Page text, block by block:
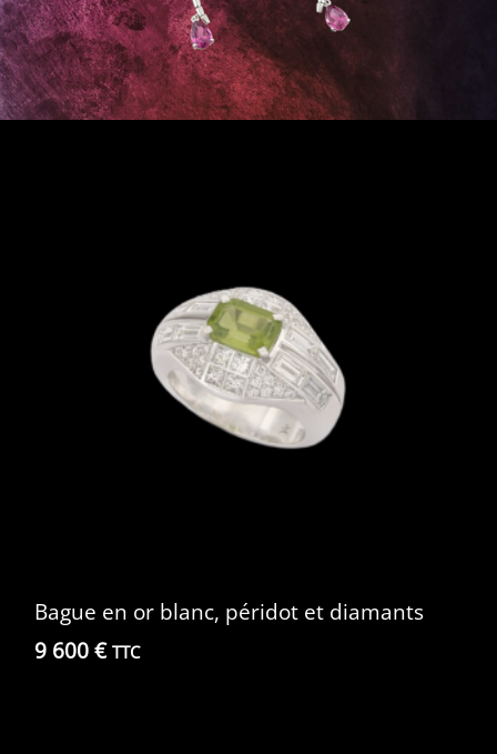
Bague en or blanc, péridot et diamants
9 600 € TTC